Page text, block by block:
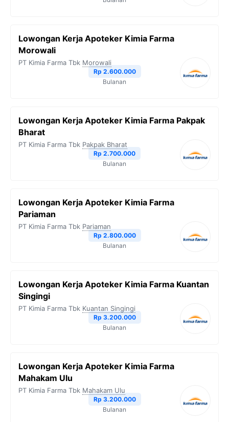
Lowongan Kerja Apoteker Kimia Farma
Morowali
PT Kimia Farma Tbk Morowali
Rp 2.600.000
Bulanan
Lowongan Kerja Apoteker Kimia Farma Pakpak
Bharat
PT Kimia Farma Tbk Pakpak Bharat
Rp 2.700.000
Bulanan
Lowongan Kerja Apoteker Kimia Farma
Pariaman
PT Kimia Farma Tbk Pariaman
Rp 2.800.000
Bulanan
Lowongan Kerja Apoteker Kimia Farma Kuantan
Singingi
PT Kimia Farma Tbk Kuantan Singingi
Rp 3.200.000
Bulanan
Lowongan Kerja Apoteker Kimia Farma
Mahakam Ulu
PT Kimia Farma Tbk Mahakam Ulu
Rp 3.200.000
Bulanan